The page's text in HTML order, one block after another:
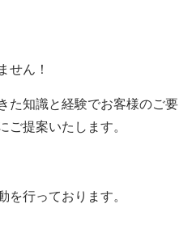
せん！
た知識と経験でお客様のご要
ご提案いたします。
を行っております。